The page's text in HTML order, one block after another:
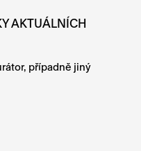
AKTUÁLNÍCH
případně jiný